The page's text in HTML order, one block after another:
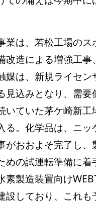
業は、若松工場のス
改造による増強工事
媒は、新規ライセン
見込みとなり、需要
いていた茅ケ崎新工
る。化学品は、ニッ
がおおよそ完了し、
めの試運転準備に着
素製造装置向け
設しており、これも